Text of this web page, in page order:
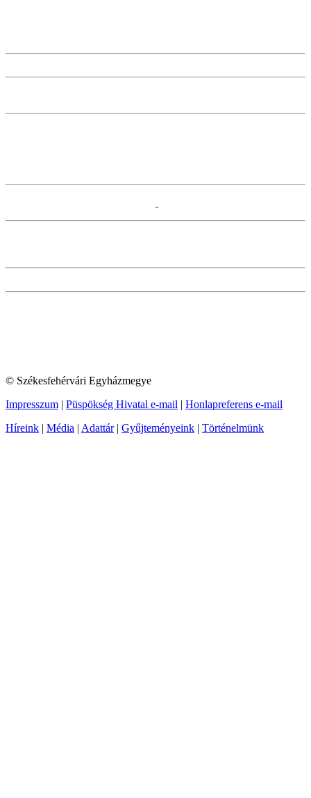
© Székesfehérvári Egyházmegye
Impresszum | Püspökség Hivatal e-mail | Honlapreferens e-mail
Híreink | Média | Adattár| Gyűjteményeink | Történelmünk